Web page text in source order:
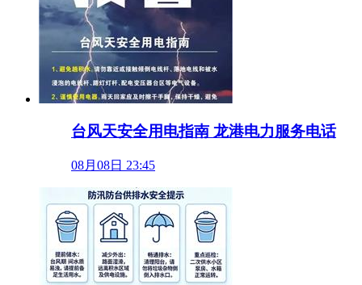
台风天安全用电指南 龙港电力服务电话
08月08日 23:45